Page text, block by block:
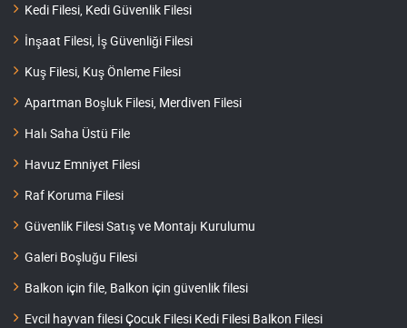
Kedi Filesi, Kedi Güvenlik Filesi
İnşaat Filesi, İş Güvenliği Filesi
Kuş Filesi, Kuş Önleme Filesi
Apartman Boşluk Filesi, Merdiven Filesi
Halı Saha Üstü File
Havuz Emniyet Filesi
Raf Koruma Filesi
Güvenlik Filesi Satış ve Montajı Kurulumu
Galeri Boşluğu Filesi
Balkon için file, Balkon için güvenlik filesi
Evcil hayvan filesi Çocuk Filesi Kedi Filesi Balkon Filesi